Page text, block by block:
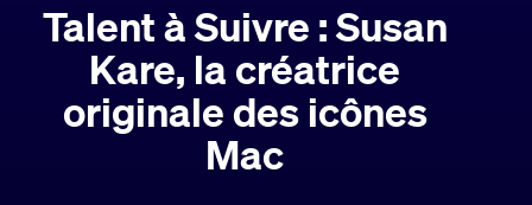
À propos
Guide
Talent à Suivre : Susan
Kare, la créatrice
originale des icônes
Mac